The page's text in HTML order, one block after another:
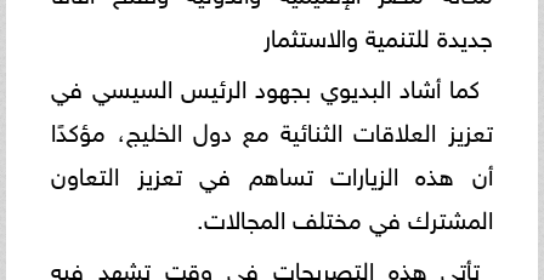
جديدة للتنمية والاستثمار
كما أشاد البديوي بجهود الرئيس السيسي في
تعزيز العلاقات الثنائية مع دول الخليج، مؤكدًا
أن هذه الزيارات تساهم في تعزيز التعاون
المشترك في مختلف المجالات.
تأتي هذه التصريحات في وقت تشهد فيه